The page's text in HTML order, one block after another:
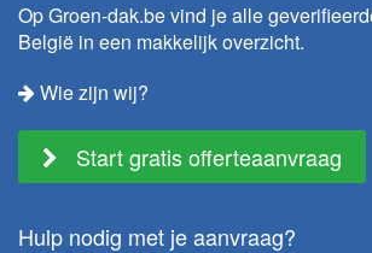
Op Groen-dak.be vind je alle
België in een makkelijk overzicht.
Wie zijn wij?
Start gratis offerteaanvraag
Hulp nodig met je aanvraag?